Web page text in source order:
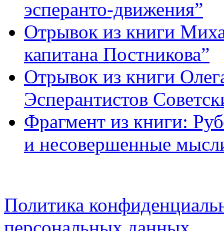
эсперанто-движения”
Отрывок из книги
капитана Постникова”
Отрывок из книги
Эсперантистов
Фрагмент из книги:
и несовершенные
Политика